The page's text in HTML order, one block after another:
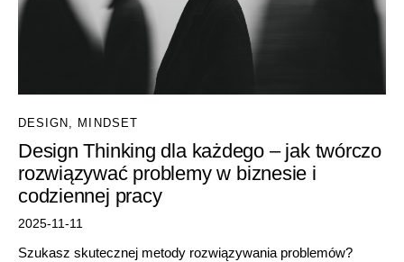
DESIGN MINDSET
Design Thinking dla każdego – jak twórczo
rozwiązywać problemy w biznesie i
codziennej pracy
2025-11-11
Szukasz skutecznej metody rozwiązywania problemów?